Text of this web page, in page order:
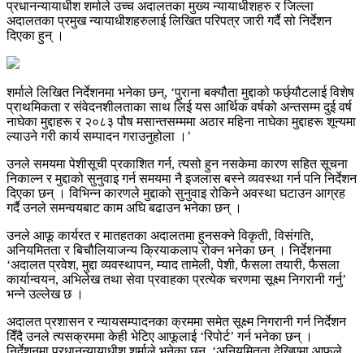
प्रधानन्यायाधीश शर्माले उच्च अदालतका मुख्य न्यायाधीशहरु र जिल्ला
अदालतका प्रमुख न्यायाधीशहरुलाई लिखित परिपत्र जारी गर्दै सो निर्देशन
दिएका हुन् ।
शर्माले लिखित निर्देशनमा भनेका छन्, ‘पुराना बक्यौता मुद्दाको फर्छ्यौटलाई विशेष
प्राथमिकता र संवेदनशीलताका साथ लिई यस आर्थिक वर्षको अन्तसम्म दुई वर्ष
नाघेका मुद्दाहरू र २०८३ पौष मसान्तसम्ममा अठार महिना नाघेका मुद्दाहरू शून्यमा
ल्याउने गरी कार्य सम्पादन गराउनुहोला ।’
उनले समयमा पेशीसूची प्रकाशित गर्न, त्यसो हुन नसकेमा कारण सहित सूचना
निकाल्न र मुद्दाको सुनुवाइ गर्न समयमा नै इजलास बस्ने व्यवस्था गर्न पनि निर्देशन
दिएका छन् । विभिन्न कारणले मुद्दाको सुनुवाइ रोकिने अवस्था घटाउन आग्रह
गर्दै उनले समन्वयबाट काम अघि बढाउन भनेका छन् ।
उनले आफू कार्यरत र मातहतका अदालतमा हुनसक्ने विकृती, विसंगति,
अनियमितता र बिचौलियाजन्य क्रियाकलाप रोक्न भनेका छन् । निर्देशनमा
‘अदालत प्रवेश, मुद्दा व्यवस्थापन, म्याद तामेली, पेशी, फैसला तयारी, फैसला
कार्यान्वयन, अभिलेख तथा सेवा प्रवाहका प्रत्येक चरणमा सूक्ष्म निगरानी गर्नु’
भन्ने उल्लेख छ ।
अदालत प्रशासन र न्यायसम्पादनका क्रममा समेत सूक्ष्म निगरानी गर्न निर्देशन
दिँदै उनले त्यसक्रममा केही भेटिए आफूलाई ‘रिपोर्ट’ गर्न भनेका छन् ।